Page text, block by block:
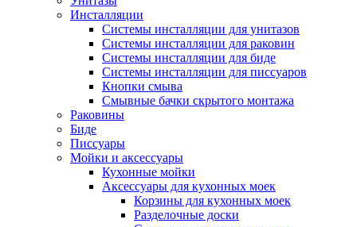
Инсталляции
Системы инсталляции для унитазов
Системы инсталляции для раковин
Системы инсталляции для биде
Системы инсталляции для писсуаров
Кнопки смыва
Смывные бачки скрытого монтажа
Раковины
Биде
Писсуары
Мойки и аксессуары
Кухонные мойки
Аксессуары для кухонных моек
Корзины для кухонных моек
Разделочные доски